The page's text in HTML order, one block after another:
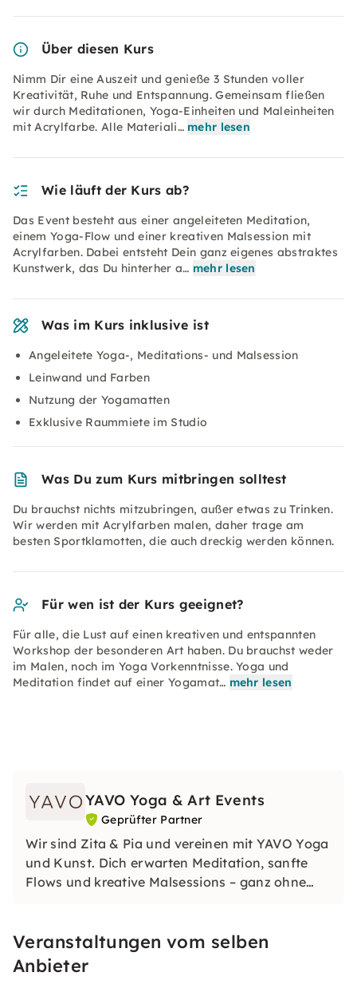
Über diesen Kurs
Nimm Dir eine Auszeit und genieße 3 Stunden voller
Kreativität, Ruhe und Entspannung. Gemeinsam fließen
wir durch Meditationen, Yoga-Einheiten und Maleinheiten
mit Acrylfarbe. Alle Materiali… mehr lesen
Wie läuft der Kurs ab?
Das Event besteht aus einer angeleiteten Meditation,
einem Yoga-Flow und einer kreativen Malsession mit
Acrylfarben. Dabei entsteht Dein ganz eigenes abstraktes
Kunstwerk, das Du hinterher a… mehr lesen
Was im Kurs inklusive ist
Angeleitete Yoga-, Meditations- und Malsession
Leinwand und Farben
Nutzung der Yogamatten
Exklusive Raummiete im Studio
Was Du zum Kurs mitbringen solltest
Du brauchst nichts mitzubringen, außer etwas zu Trinken.
Wir werden mit Acrylfarben malen, daher trage am
besten Sportklamotten, die auch dreckig werden können.
Für wen ist der Kurs geeignet?
Für alle, die Lust auf einen kreativen und entspannten
Workshop der besonderen Art haben. Du brauchst weder
im Malen, noch im Yoga Vorkenntnisse. Yoga und
Meditation findet auf einer Yogamat… mehr lesen
YAVO Yoga & Art Events
Geprüfter Partner
Wir sind Zita & Pia und vereinen mit YAVO Yoga
und Kunst. Dich erwarten Meditation, sanfte
Flows und kreative Malsessions – ganz ohne
gönn Dir eine kreative Auszeit. Wir freuen uns
auf Dich!
Veranstaltungen vom selben
Anbieter